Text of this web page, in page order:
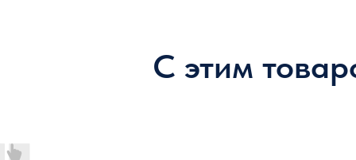
С этим